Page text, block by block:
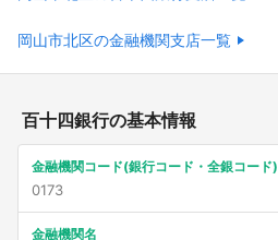
岡山市北区の金融機関支店一覧
百十四銀行の基本情報
金融機関コード(銀行コード・全銀コード)
0173
金融機関名